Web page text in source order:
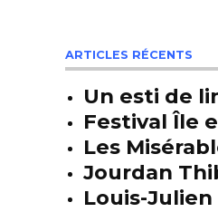
ARTICLES RÉCENTS
Un esti de
Festival Île
Les
Jourdan
Louis-